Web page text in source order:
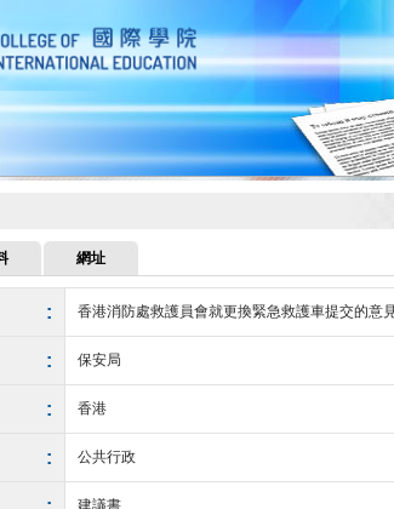
網址
: 香港消防處救護員會就更換緊急救護車提交的意
: 保安局
: 香港
: 公共行政
建議書